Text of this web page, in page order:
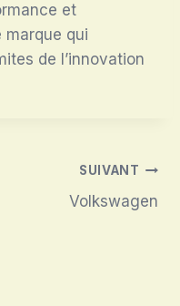
et
marque qui
de l’innovation
SUIVANT
Volkswagen